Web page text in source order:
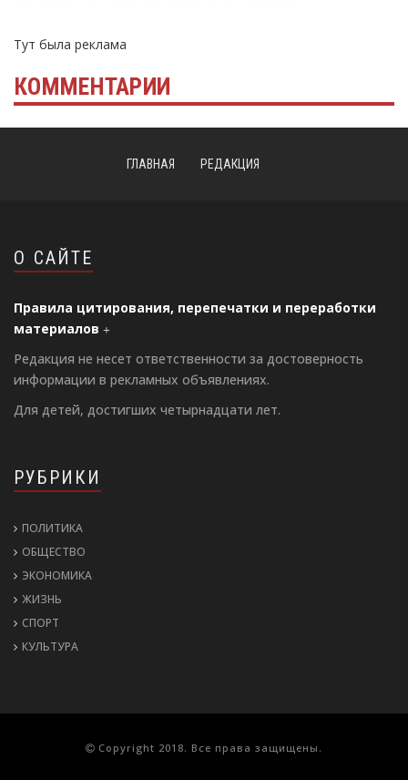
Тут была реклама
КОММЕНТАРИИ
ГЛАВНАЯ РЕДАКЦИЯ
О САЙТЕ
Правила цитирования, перепечатки и переработки
материалов
Редакция не несет ответственности за достоверность
информации в рекламных объявлениях.
Для детей, достигших четырнадцати лет.
РУБРИКИ
ПОЛИТИКА
ОБЩЕСТВО
ЭКОНОМИКА
ЖИЗНЬ
СПОРТ
КУЛЬТУРА
Copyright 2018. Все права защищены.